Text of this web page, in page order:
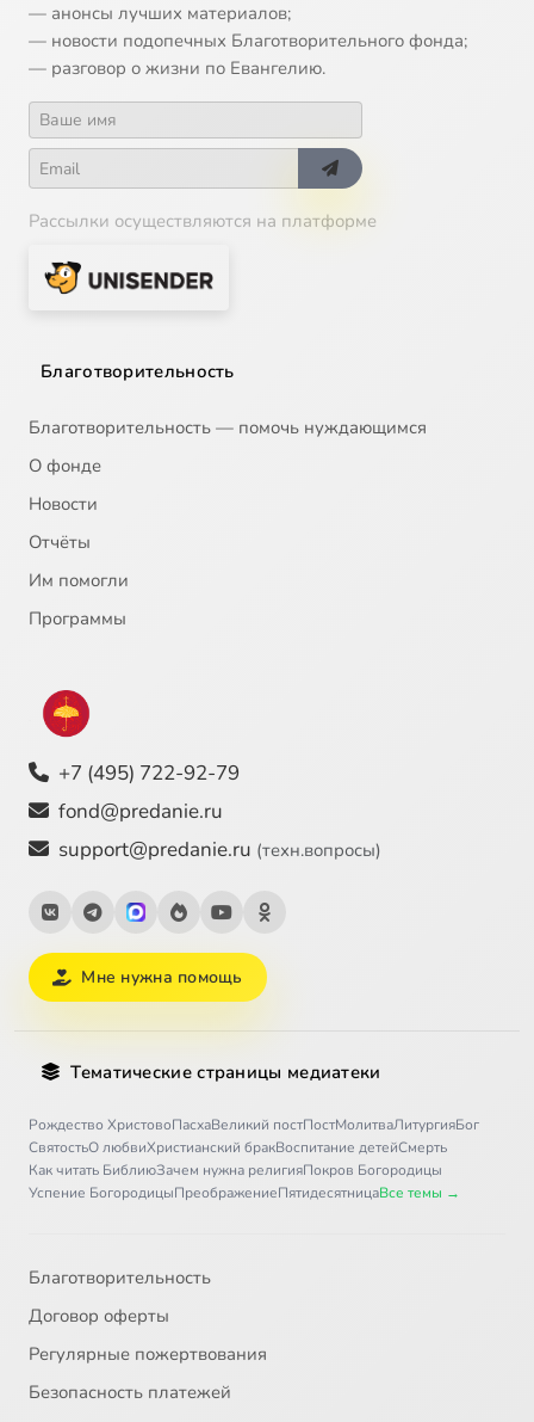
— анонсы лучших материалов;
— новости подопечных Благотворительного фонда;
— разговор о жизни по Евангелию.
Рассылки осуществляются на платформе
Благотворительность
Благотворительность — помочь нуждающимся
О фонде
Новости
Отчёты
Им помогли
Программы
+7 (495) 722-92-79
fond@predanie.ru
support@predanie.ru (техн.вопросы)
Мне нужна помощь
Тематические страницы медиатеки
Рождество ХристовоПасхаВеликий постПостМолитваЛитургияБог
СвятостьО любвиХристианский бракВоспитание детейСмерть
Как читать БиблиюЗачем нужна религияПокров Богородицы
Успение БогородицыПреображениеПятидесятницаВсе темы →
Благотворительность
Договор оферты
Регулярные пожертвования
Безопасность платежей